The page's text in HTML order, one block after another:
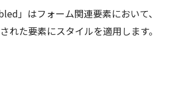
」はフォーム関連要素において、
れた要素にスタイルを適用します。